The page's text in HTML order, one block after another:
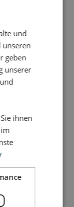
Dein
zu
werden.
und
Raum des
Und wenn
kannst.
DANISH
und
unseren
geben
unserer
ihnen